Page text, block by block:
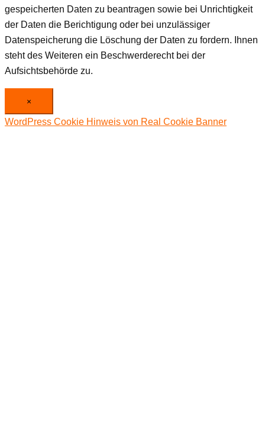
gespeicherten Daten zu beantragen sowie bei Unrichtigkeit
der Daten die Berichtigung oder bei unzulässiger
Datenspeicherung die Löschung der Daten zu fordern. Ihnen
steht des Weiteren ein Beschwerderecht bei der
Aufsichtsbehörde zu.
×
WordPress Cookie Hinweis von Real Cookie Banner